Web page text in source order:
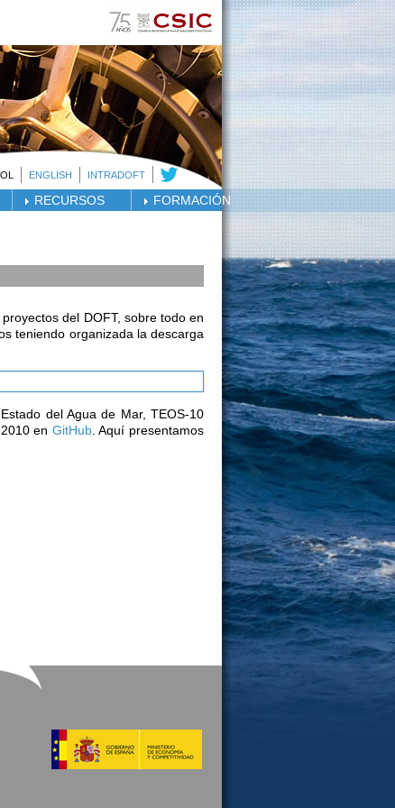
ENGLISH INTRADOFT
RECURSOS FORMACIÓN
del DOFT, sobre todo en
teniendo organizada la descarga
del Agua de Mar, TEOS-10
en GitHub. Aquí presentamos